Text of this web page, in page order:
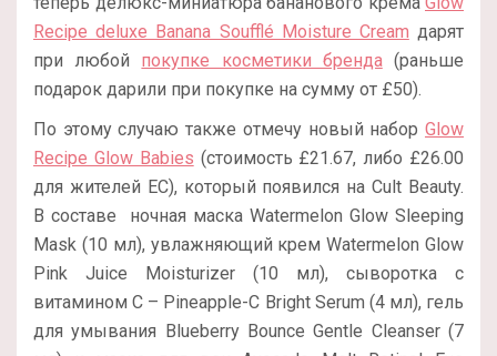
Recipe deluxe Banana Soufflé Moisture Cream дарят
при любой покупке косметики бренда(раньше
подарок дарили при покупке на сумму от £50).
По этому случаю также отмечу новый набор Glow
Recipe Glow Babies (стоимость £21.67, либо £26.00
для жителей ЕС), который появился на Cult Beauty.
В составе ночная маска Watermelon Glow Sleeping
Mask (10 мл), увлажняющий крем Watermelon Glow
Pink Juice Moisturizer (10 мл), сыворотка с
витамином С – Pineapple-C Bright Serum (4 мл), гель
для умывания Blueberry Bounce Gentle Cleanser (7